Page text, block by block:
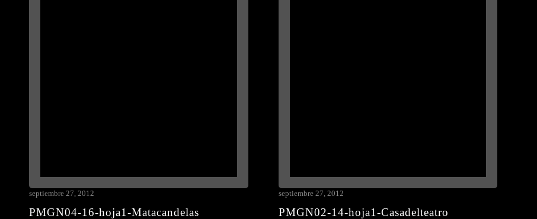
PMGN04-16-hoja1-Matacandelas
septiembre 27, 2012
PMGN02-14-hoja1-Casadelteatro
septiembre 27, 2012